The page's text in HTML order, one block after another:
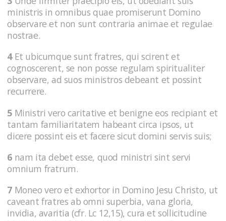
ministris in omnibus quae promiserunt Domino
observare et non sunt contraria animae et regulae
nostrae.
4Et ubicumque sunt fratres, qui scirent et
cognoscerent, se non posse regulam spiritualiter
observare, ad suos ministros debeant et possint
recurrere.
5 Ministri vero caritative et benigne eos recipiant et
tantam familiaritatem habeant circa ipsos, ut
dicere possint eis et facere sicut domini servis suis;
6 nam ita debet esse, quod ministri sint servi
omnium fratrum.
7 Moneo vero et exhortor in Domino Jesu Christo, ut
caveant fratres ab omni superbia, vana gloria,
invidia, avaritia (cfr. Lc 12,15), cura et sollicitudine